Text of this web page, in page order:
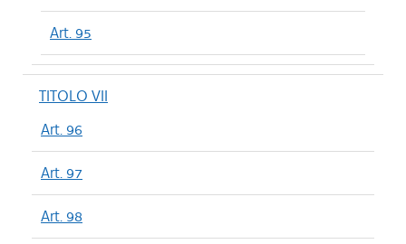
Art. 95
TITOLO VII
Art. 96
Art. 97
Art. 98